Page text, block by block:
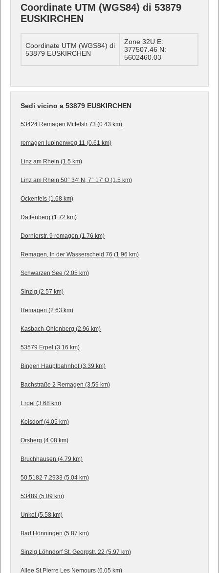
Coordinate UTM (WGS84) di 53879
EUSKIRCHEN
Coordinate UTM (WGS84) di
53879 EUSKIRCHEN
Zone 32U E:
377507.46 N:
5602460.03
Sedi vicino a 53879 EUSKIRCHEN
53424 Remagen Mittelstr 73 (0.43 km)
remagen lupinenweg 11 (0.61 km)
Linz am Rhein (1.5 km)
Linz am Rhein 50° 34′ N, 7° 17′ O (1.5 km)
Ockenfels (1.68 km)
Dattenberg (1.72 km)
Dornierstr. 9 remagen (1.76 km)
Remagen, In der Wässerscheid 76 (1.96 km)
Schwarzen See (2.05 km)
Sinzig (2.57 km)
Remagen (2.63 km)
Kasbach-Ohlenberg (2.96 km)
53579 Erpel (3.16 km)
Bingen Hauptbahnhof (3.39 km)
Bachstraße 2 Remagen (3.59 km)
Erpel (3.68 km)
Koisdorf (4.05 km)
Orsberg (4.08 km)
Bruchhausen (4.79 km)
50.5182 7.2933 (5.04 km)
53489 (5.09 km)
Unkel (5.58 km)
Bad Hönningen (5.87 km)
Sinzig Löhndorf St. Georgstr. 22 (5.97 km)
Allee St.Pierre Les Nemours (6.05 km)